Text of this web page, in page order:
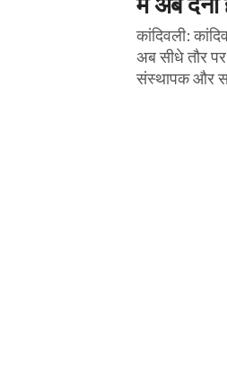
कांदिवली:
अब सीधे तौर
संस्थापक और